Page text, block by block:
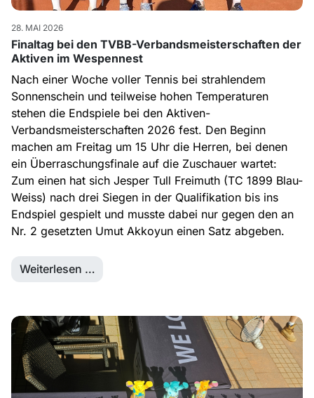
28. MAI 2026
Finaltag bei den TVBB-Verbandsmeisterschaften der
Aktiven im Wespennest
Nach einer Woche voller Tennis bei strahlendem
Sonnenschein und teilweise hohen Temperaturen
stehen die Endspiele bei den Aktiven-
Verbandsmeisterschaften 2026 fest. Den Beginn
machen am Freitag um 15 Uhr die Herren, bei denen
ein Überraschungsfinale auf die Zuschauer wartet:
Zum einen hat sich Jesper Tull Freimuth (TC 1899 Blau-
Weiss) nach drei Siegen in der Qualifikation bis ins
Endspiel gespielt und musste dabei nur gegen den an
Nr. 2 gesetzten Umut Akkoyun einen Satz abgeben.
Weiterlesen …